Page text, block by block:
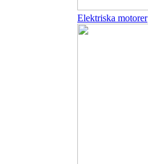
Elektriska motorer